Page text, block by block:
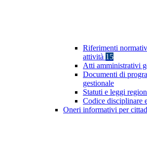
Riferimenti
attività 15
Atti amministrativi
Documenti di
gestionale
Statuti e leggi
Codice disciplinare
Oneri informativi per